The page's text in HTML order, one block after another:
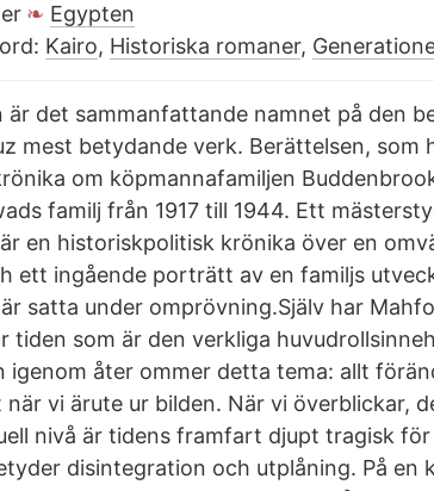
Egypten
Kairo, Historiska romaner,
är det sammanfattande namnet på den
mest betydande verk. Berättelsen, som
om köpmannafamiljen
familj från 1917 till 1944. Ett
en historiskpolitisk krönika över en
ett ingående porträtt av en familjs
satta under omprövning.Själv har
tiden som är den verkliga
igenom åter ommer detta tema: allt
vi ärute ur bilden. När vi överblickar,
nivå är tidens framfart djupt tragisk för
disintegration och utplåning. På en